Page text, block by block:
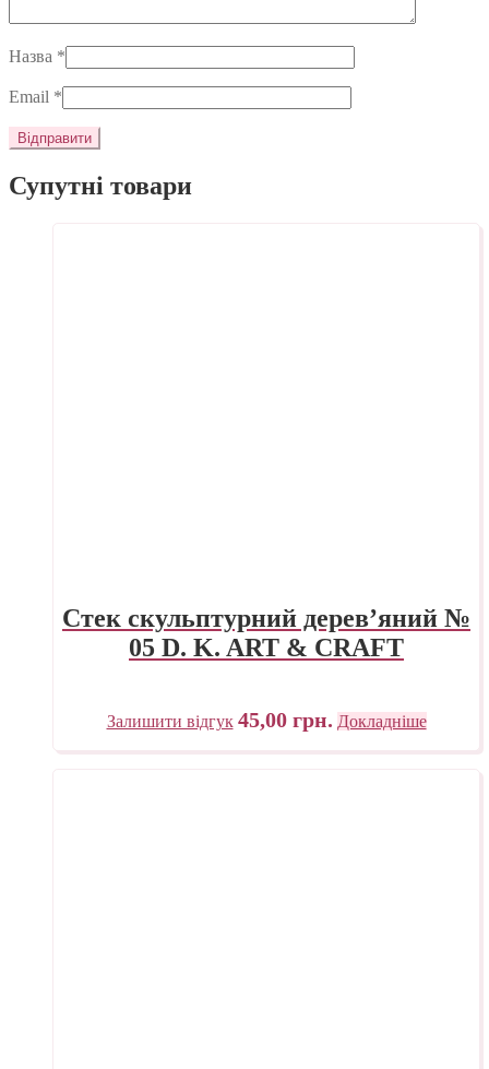
Назва *
Email *
Супутні товари
Стек скульптурний дерев’яний №
05 D. K. ART & CRAFT
Залишити відгук 45,00 грн. Докладніше